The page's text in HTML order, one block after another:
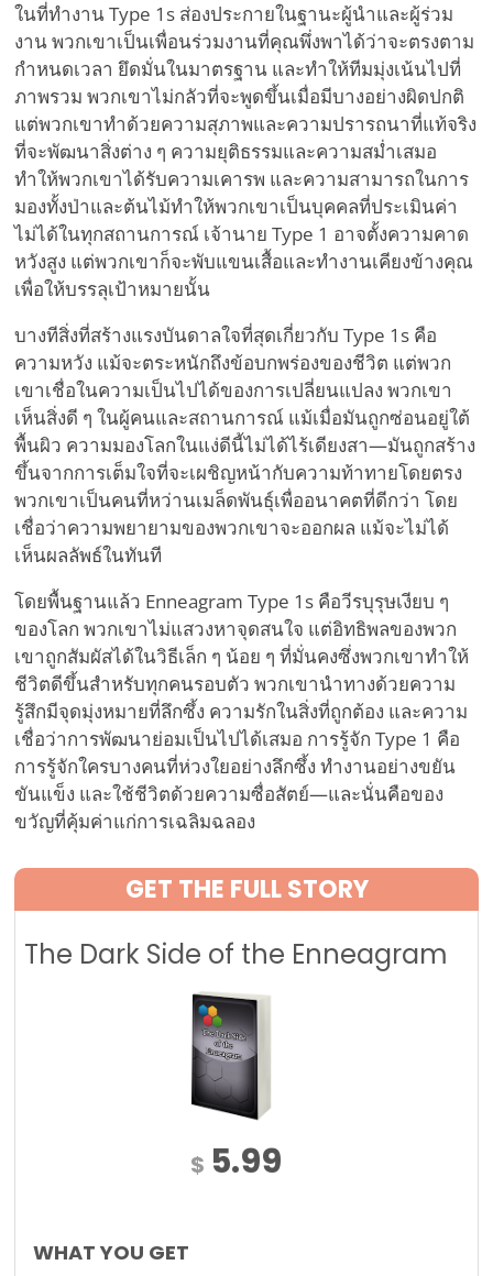
ในที่ทำงาน Type 1s ส่องประกายในฐานะผู้นำและผู้ร่วม
งาน พวกเขาเป็นเพื่อนร่วมงานที่คุณพึ่งพาได้ว่าจะตรงตาม
กำหนดเวลา ยึดมั่นในมาตรฐาน และทำให้ทีมมุ่งเน้นไปที่
ภาพรวม พวกเขาไม่กลัวที่จะพูดขึ้นเมื่อมีบางอย่างผิดปกติ
แต่พวกเขาทำด้วยความสุภาพและความปรารถนาที่แท้จริง
ที่จะพัฒนาสิ่งต่าง ๆ ความยุติธรรมและความสม่ำเสมอ
ทำให้พวกเขาได้รับความเคารพ และความสามารถในการ
มองทั้งป่าและต้นไม้ทำให้พวกเขาเป็นบุคคลที่ประเมินค่า
ไม่ได้ในทุกสถานการณ์ เจ้านาย Type 1 อาจตั้งความคาด
หวังสูง แต่พวกเขาก็จะพับแขนเสื้อและทำงานเคียงข้างคุณ
เพื่อให้บรรลุเป้าหมายนั้น
บางทีสิ่งที่สร้างแรงบันดาลใจที่สุดเกี่ยวกับ Type 1s คือ
ความหวัง แม้จะตระหนักถึงข้อบกพร่องของชีวิต แต่พวก
เขาเชื่อในความเป็นไปได้ของการเปลี่ยนแปลง พวกเขา
เห็นสิ่งดี ๆ ในผู้คนและสถานการณ์ แม้เมื่อมันถูกซ่อนอยู่ใต้
พื้นผิว ความมองโลกในแง่ดีนี้ไม่ได้ไร้เดียงสา—มันถูกสร้าง
ขึ้นจากการเต็มใจที่จะเผชิญหน้ากับความท้าทายโดยตรง
พวกเขาเป็นคนที่หว่านเมล็ดพันธุ์เพื่ออนาคตที่ดีกว่า โดย
เชื่อว่าความพยายามของพวกเขาจะออกผล แม้จะไม่ได้
เห็นผลลัพธ์ในทันที
โดยพื้นฐานแล้ว Enneagram Type 1s คือวีรบุรุษเงียบ ๆ
ของโลก พวกเขาไม่แสวงหาจุดสนใจ แต่อิทธิพลของพวก
เขาถูกสัมผัสได้ในวิธีเล็ก ๆ น้อย ๆ ที่มั่นคงซึ่งพวกเขาทำให้
ชีวิตดีขึ้นสำหรับทุกคนรอบตัว พวกเขานำทางด้วยความ
รู้สึกมีจุดมุ่งหมายที่ลึกซึ้ง ความรักในสิ่งที่ถูกต้อง และความ
เชื่อว่าการพัฒนาย่อมเป็นไปได้เสมอ การรู้จัก Type 1 คือ
การรู้จักใครบางคนที่ห่วงใยอย่างลึกซึ้ง ทำงานอย่างขยัน
ขันแข็ง และใช้ชีวิตด้วยความซื่อสัตย์—และนั่นคือของ
ขวัญที่คุ้มค่าแก่การเฉลิมฉลอง
GET THE FULL STORY
The Dark Side of the Enneagram
$ 5.99
WHAT YOU GET